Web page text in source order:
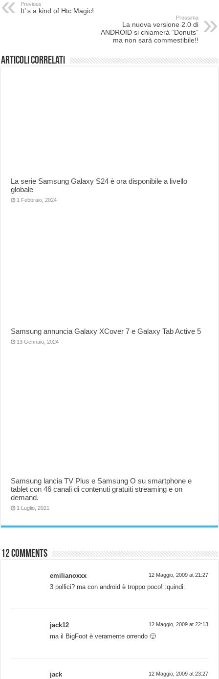
Previous
It’ s a kind of Htc Magic!
Prossima
La nuova versione 2.0 di
ANDROID si chiamerà “Donuts”
ma non sarà commestibile!!
Articoli correlati
La serie Samsung Galaxy S24 è ora disponibile a livello
globale
1 Febbraio, 2024
Samsung annuncia Galaxy XCover 7 e Galaxy Tab Active 5
13 Gennaio, 2024
Samsung lancia TV Plus e Samsung O su smartphone e
tablet con 46 canali di contenuti gratuiti streaming e on
demand.
1 Luglio, 2021
12 comments
emilianoxxx 12 Maggio, 2009 at 21:27
3 pollici? ma con android è troppo poco! :quindi:
jack12 12 Maggio, 2009 at 22:13
ma il BigFoot è veramente orrendo 🙂
jack 12 Maggio, 2009 at 23:27